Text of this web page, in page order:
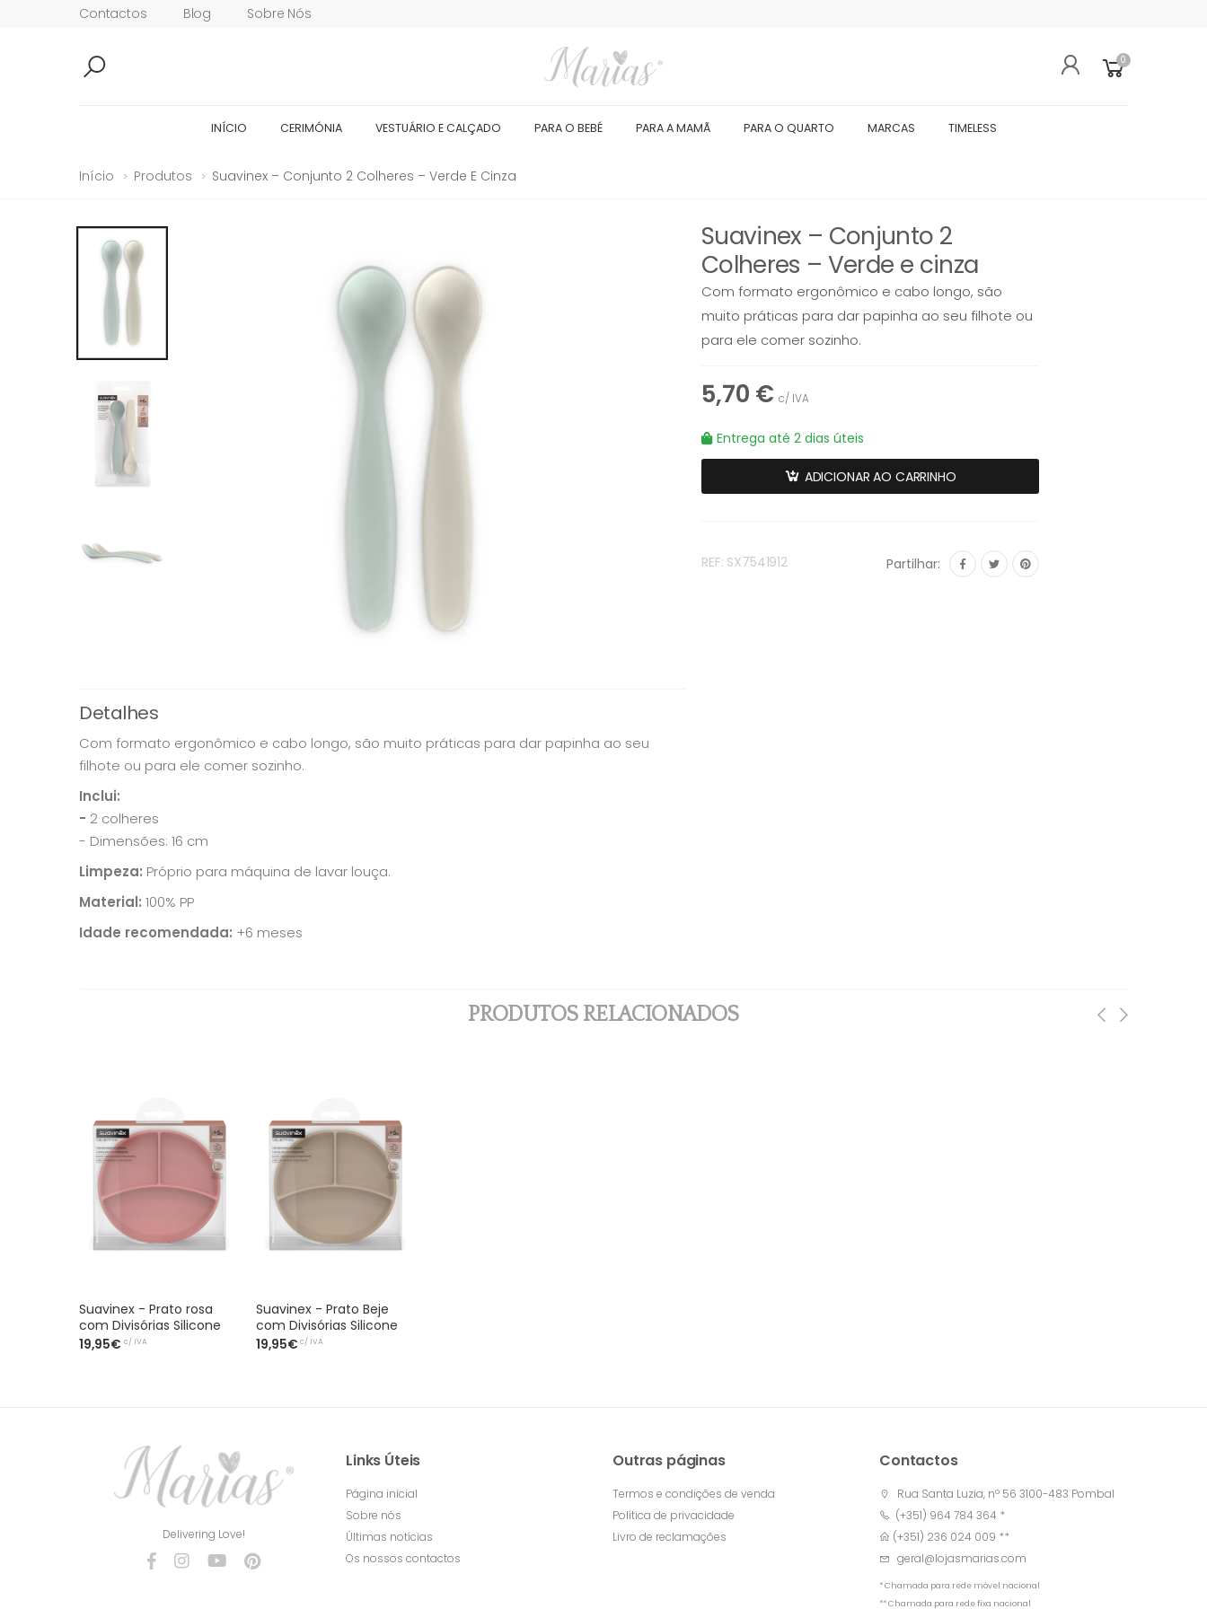
Contactos Blog Sobre Nós
0
INÍCIO CERIMÓNIA VESTUÁRIO E CALÇADO PARA O BEBÉ PARA A MAMÃ PARA O QUARTO MARCAS TIMELESS
Início Produtos Suavinex – Conjunto 2 Colheres – Verde E Cinza
Suavinex – Conjunto 2
Colheres – Verde e cinza
Com formato ergonômico e cabo longo, são
muito práticas para dar papinha ao seu filhote ou
para ele comer sozinho.
5,70 € c/ IVA
Entrega até 2 dias úteis
ADICIONAR AO CARRINHO
REF: SX7541912 Partilhar:
Detalhes
Com formato ergonômico e cabo longo, são muito práticas para dar papinha ao seu
filhote ou para ele comer sozinho.
Inclui:
- 2 colheres
- Dimensões: 16 cm
Limpeza: Próprio para máquina de lavar louça.
Material: 100% PP
Idade recomendada: +6 meses
PRODUTOS RELACIONADOS
Suavinex - Prato rosa
com Divisórias Silicone
19,95€ c/ IVA
Suavinex - Prato Beje
com Divisórias Silicone
19,95€ c/ IVA
Delivering Love!
Links Úteis
Página inicial
Sobre nós
Últimas notícias
Os nossos contactos
Outras páginas
Termos e condições de venda
Política de privacidade
Livro de reclamações
Contactos
Rua Santa Luzia, nº 56 3100-483 Pombal
(+351) 964 784 364 *
(+351) 236 024 009 **
geral@lojasmarias.com
* Chamada para rede móvel nacional
** Chamada para rede fixa nacional